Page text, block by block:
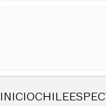
INICIOCHILE